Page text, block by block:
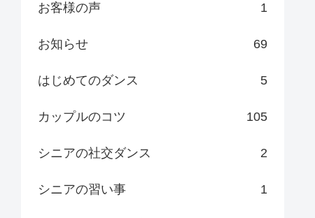
お客様の声 1
お知らせ 69
はじめてのダンス 5
カップルのコツ 105
シニアの社交ダンス 2
シニアの習い事 1